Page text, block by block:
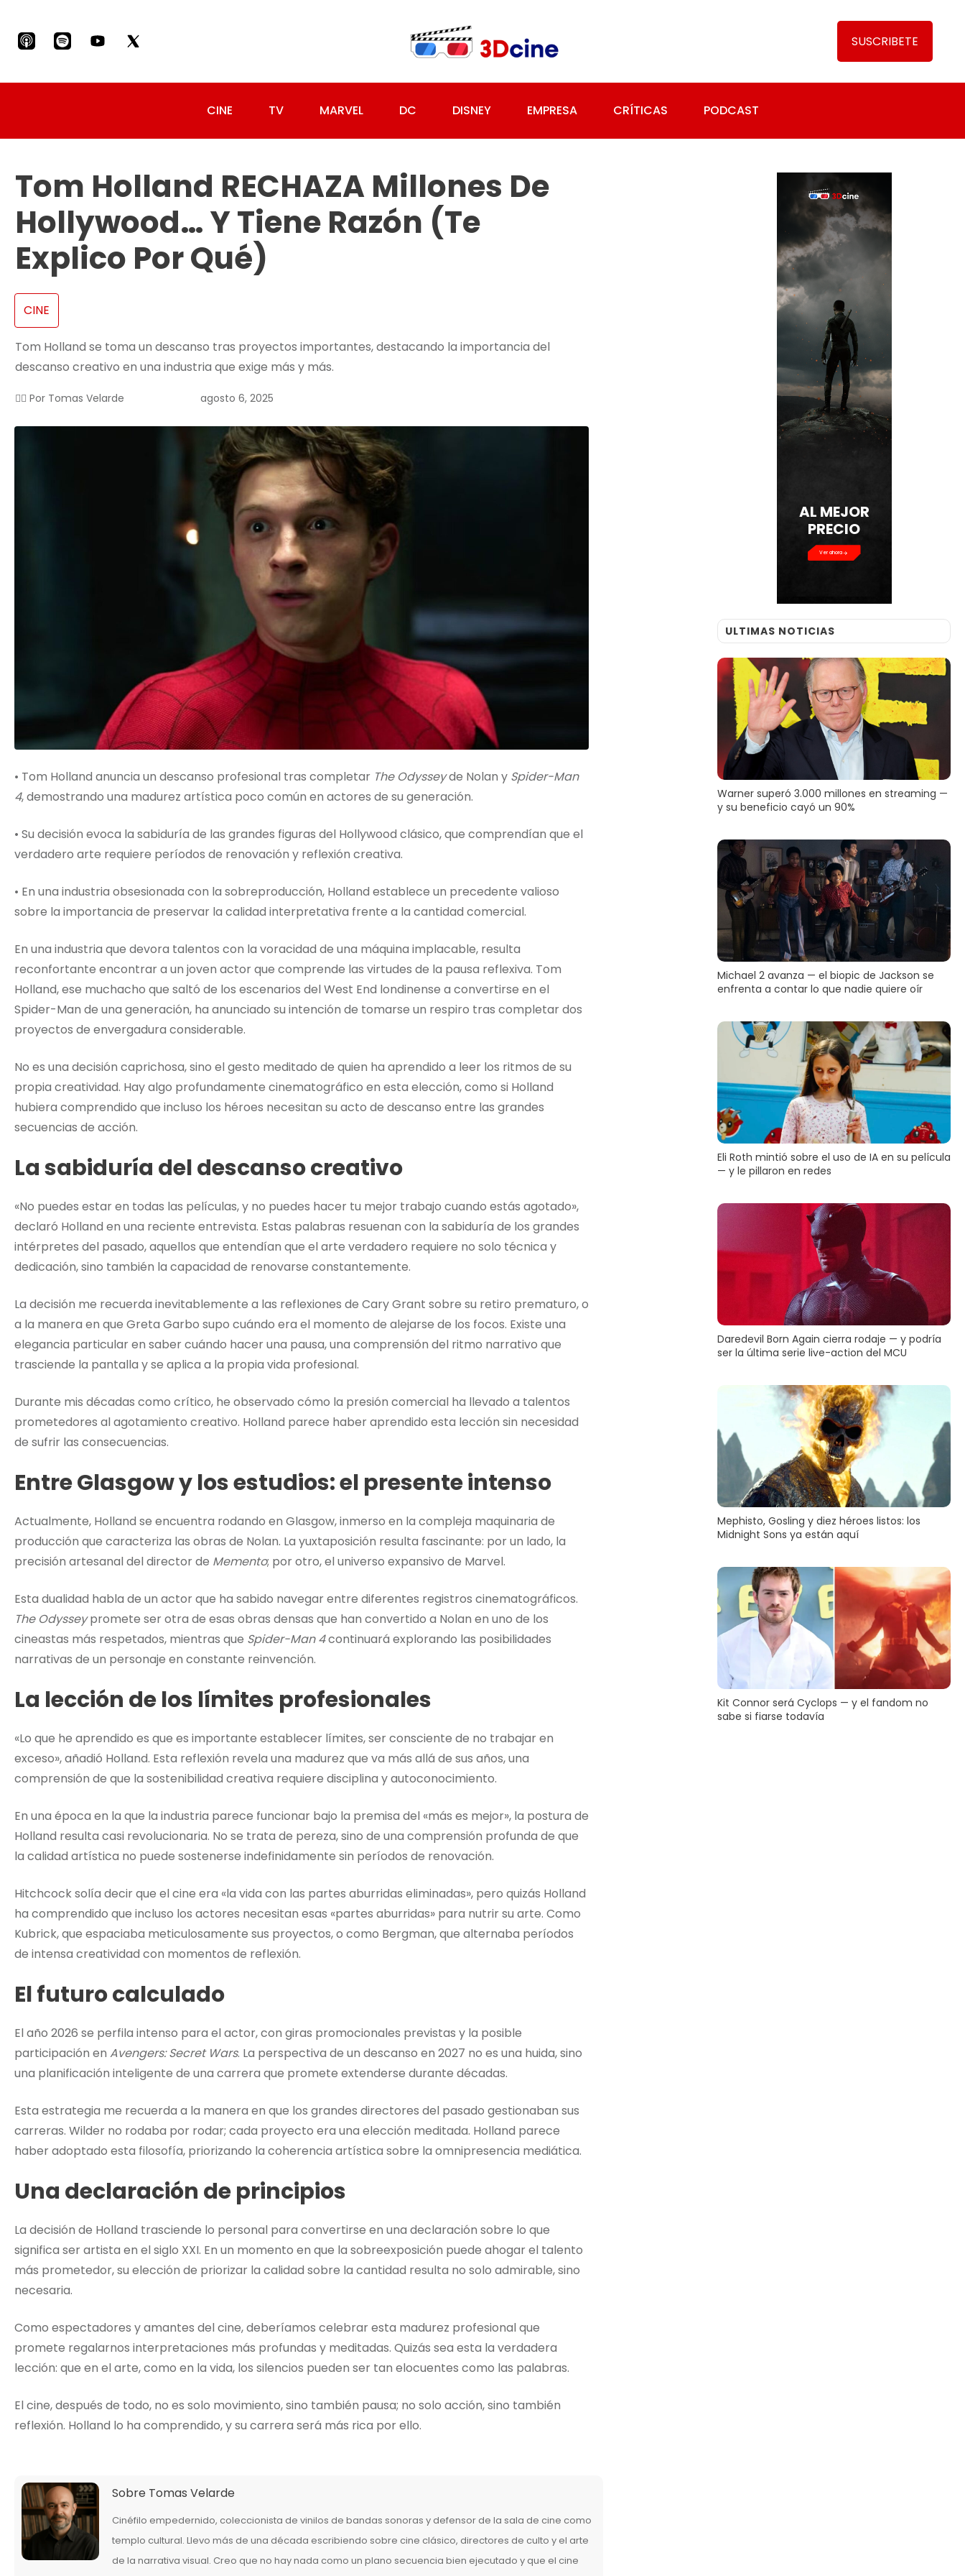
SUSCRIBETE
CINE TV MARVEL DC DISNEY EMPRESA CRÍTICAS PODCAST
Tom Holland RECHAZA Millones De
Hollywood… Y Tiene Razón (te
Explico Por Qué)
CINE
Tom Holland se toma un descanso tras proyectos importantes, destacando la importancia del
descanso creativo en una industria que exige más y más.
✍🏻 Por Tomas Velarde agosto 6, 2025
• Tom Holland anuncia un descanso profesional tras completar The Odysseyde Nolan y Spider-Man
4, demostrando una madurez artística poco común en actores de su generación.
• Su decisión evoca la sabiduría de las grandes figuras del Hollywood clásico, que comprendían que el
verdadero arte requiere períodos de renovación y reflexión creativa.
• En una industria obsesionada con la sobreproducción, Holland establece un precedente valioso
sobre la importancia de preservar la calidad interpretativa frente a la cantidad comercial.
En una industria que devora talentos con la voracidad de una máquina implacable, resulta
reconfortante encontrar a un joven actor que comprende las virtudes de la pausa reflexiva. Tom
Holland, ese muchacho que saltó de los escenarios del West End londinense a convertirse en el
Spider-Man de una generación, ha anunciado su intención de tomarse un respiro tras completar dos
proyectos de envergadura considerable.
No es una decisión caprichosa, sino el gesto meditado de quien ha aprendido a leer los ritmos de su
propia creatividad. Hay algo profundamente cinematográfico en esta elección, como si Holland
hubiera comprendido que incluso los héroes necesitan su acto de descanso entre las grandes
secuencias de acción.
La sabiduría del descanso creativo
«No puedes estar en todas las películas, y no puedes hacer tu mejor trabajo cuando estás agotado»,
declaró Holland en una reciente entrevista. Estas palabras resuenan con la sabiduría de los grandes
intérpretes del pasado, aquellos que entendían que el arte verdadero requiere no solo técnica y
dedicación, sino también la capacidad de renovarse constantemente.
La decisión me recuerda inevitablemente a las reflexiones de Cary Grant sobre su retiro prematuro, o
a la manera en que Greta Garbo supo cuándo era el momento de alejarse de los focos. Existe una
elegancia particular en saber cuándo hacer una pausa, una comprensión del ritmo narrativo que
trasciende la pantalla y se aplica a la propia vida profesional.
Durante mis décadas como crítico, he observado cómo la presión comercial ha llevado a talentos
prometedores al agotamiento creativo. Holland parece haber aprendido esta lección sin necesidad
de sufrir las consecuencias.
Entre Glasgow y los estudios: el presente intenso
Actualmente, Holland se encuentra rodando en Glasgow, inmerso en la compleja maquinaria de
producción que caracteriza las obras de Nolan. La yuxtaposición resulta fascinante: por un lado, la
precisión artesanal del director de Memento; por otro, el universo expansivo de Marvel.
Esta dualidad habla de un actor que ha sabido navegar entre diferentes registros cinematográficos.
The Odysseypromete ser otra de esas obras densas que han convertido a Nolan en uno de los
cineastas más respetados, mientras que Spider-Man 4continuará explorando las posibilidades
narrativas de un personaje en constante reinvención.
La lección de los límites profesionales
«Lo que he aprendido es que es importante establecer límites, ser consciente de no trabajar en
exceso», añadió Holland. Esta reflexión revela una madurez que va más allá de sus años, una
comprensión de que la sostenibilidad creativa requiere disciplina y autoconocimiento.
En una época en la que la industria parece funcionar bajo la premisa del «más es mejor», la postura de
Holland resulta casi revolucionaria. No se trata de pereza, sino de una comprensión profunda de que
la calidad artística no puede sostenerse indefinidamente sin períodos de renovación.
Hitchcock solía decir que el cine era «la vida con las partes aburridas eliminadas», pero quizás Holland
ha comprendido que incluso los actores necesitan esas «partes aburridas» para nutrir su arte. Como
Kubrick, que espaciaba meticulosamente sus proyectos, o como Bergman, que alternaba períodos
de intensa creatividad con momentos de reflexión.
El futuro calculado
El año 2026 se perfila intenso para el actor, con giras promocionales previstas y la posible
participación en Avengers: Secret Wars. La perspectiva de un descanso en 2027 no es una huida, sino
una planificación inteligente de una carrera que promete extenderse durante décadas.
Esta estrategia me recuerda a la manera en que los grandes directores del pasado gestionaban sus
carreras. Wilder no rodaba por rodar; cada proyecto era una elección meditada. Holland parece
haber adoptado esta filosofía, priorizando la coherencia artística sobre la omnipresencia mediática.
Una declaración de principios
La decisión de Holland trasciende lo personal para convertirse en una declaración sobre lo que
significa ser artista en el siglo XXI. En un momento en que la sobreexposición puede ahogar el talento
más prometedor, su elección de priorizar la calidad sobre la cantidad resulta no solo admirable, sino
necesaria.
Como espectadores y amantes del cine, deberíamos celebrar esta madurez profesional que
promete regalarnos interpretaciones más profundas y meditadas. Quizás sea esta la verdadera
lección: que en el arte, como en la vida, los silencios pueden ser tan elocuentes como las palabras.
El cine, después de todo, no es solo movimiento, sino también pausa; no solo acción, sino también
reflexión. Holland lo ha comprendido, y su carrera será más rica por ello.
Sobre Tomas Velarde
Cinéfilo empedernido, coleccionista de vinilos de bandas sonoras y defensor de la sala de cine como
templo cultural. Llevo más de una década escribiendo sobre cine clásico, directores de culto y el arte
de la narrativa visual. Creo que no hay nada como un plano secuencia bien ejecutado y que el cine
AL MEJOR
PRECIO
ULTIMAS NOTICIAS
Warner superó 3.000 millones en streaming —
y su beneficio cayó un 90%
Michael 2 avanza — el biopic de Jackson se
enfrenta a contar lo que nadie quiere oír
Eli Roth mintió sobre el uso de IA en su película
— y le pillaron en redes
Daredevil Born Again cierra rodaje — y podría
ser la última serie live-action del MCU
Mephisto, Gosling y diez héroes listos: los
Midnight Sons ya están aquí
Kit Connor será Cyclops — y el fandom no
sabe si fiarse todavía